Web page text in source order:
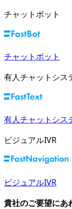
チャットボット
チャットボット
有人チャットシス
有人チャットシス
ビジュアルIVR
ビジュアルIVR
貴社のご要望にあ